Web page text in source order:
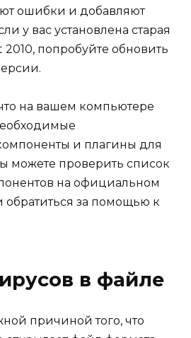
ошибки и добавляют
у вас установлена старая
попробуйте обновить
на вашем компьютере
и плагины для
можете проверить список
на официальном
обратиться за помощью к
в файле
причиной того, что